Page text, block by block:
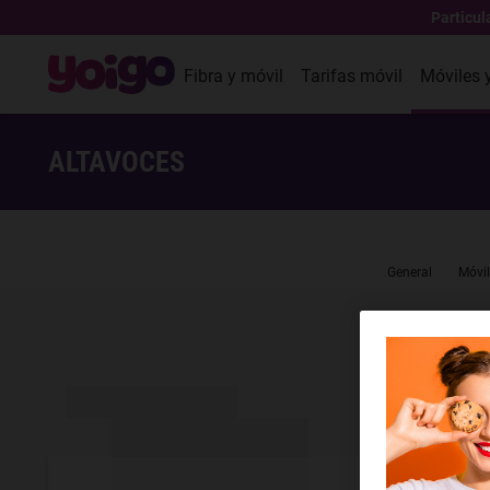
Fibra y móvil Tarifas móvil Móviles
ALTAVOCES
General